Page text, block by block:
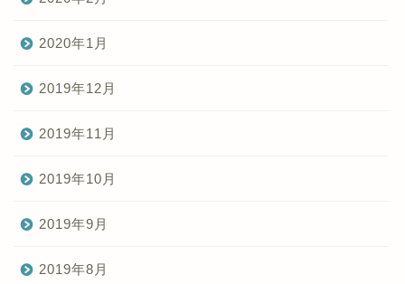
2020年1月
2019年12月
2019年11月
2019年10月
2019年9月
2019年8月